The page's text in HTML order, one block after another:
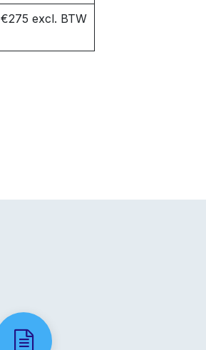
€275 excl. BTW